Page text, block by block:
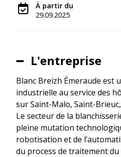
À partir du
29.09.2025
L'entreprise
Blanc Breizh Émeraude est
industrielle au service des
sur Saint-Malo, Saint-
Le secteur de la
pleine mutation
robotisation et de
du process de traitement du